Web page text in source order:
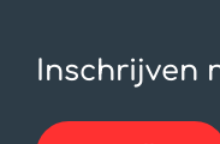
Inschrijven